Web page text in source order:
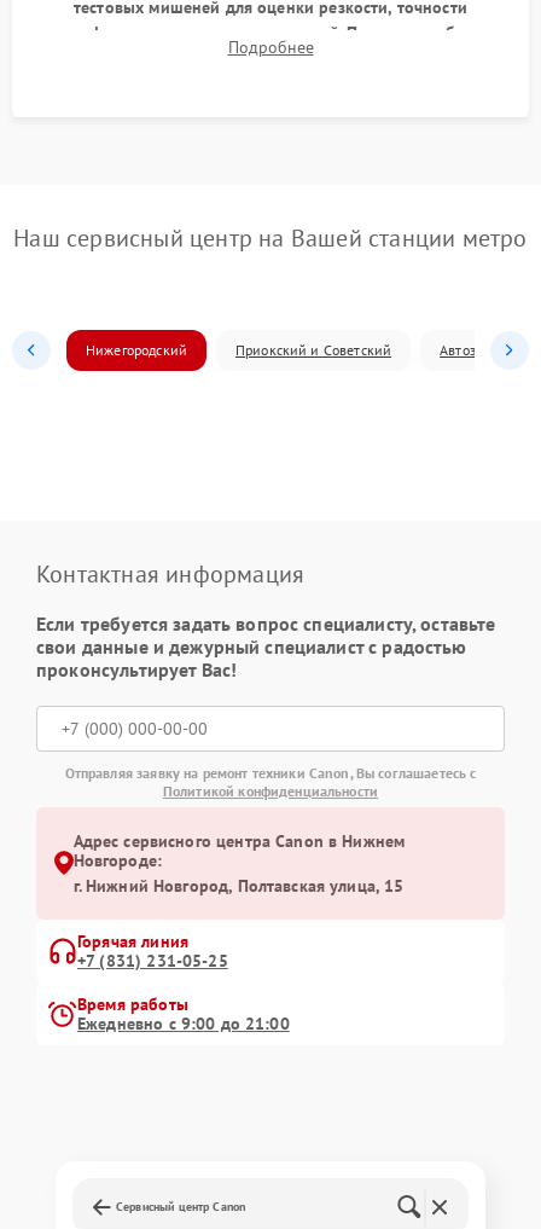
тестовых мишеней для оценки резкости, точности
автофокуса и отсутствия искажений. Проверка работы
диафрагмы на закрытых значениях и тестирование
Подробнее
Наш сервисный центр на Вашей станции метро
Нижегородский Приокский и Советский Автозаводский
Контактная информация
Если требуется задать вопрос специалисту, оставьте
свои данные и дежурный специалист с радостью
проконсультирует Вас!
Отправляя заявку на ремонт техники Canon, Вы соглашаетесь с
Политикой конфиденциальности
Адрес сервисного центра Canon в Нижнем
Новгороде:
г. Нижний Новгород, Полтавская улица, 15
Горячая линия
+7 (831) 231-05-25
Время работы
Ежедневно с 9:00 до 21:00
Сервисный центр Canon